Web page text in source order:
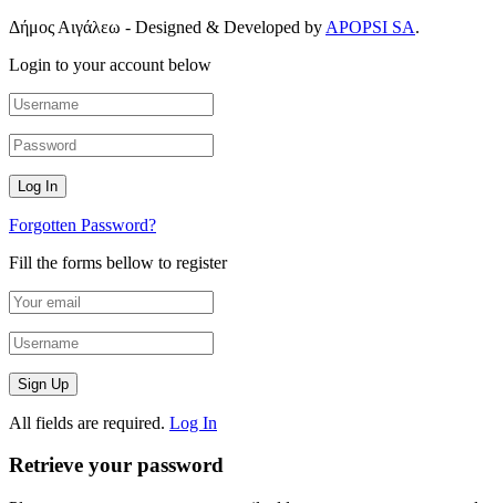
Δήμος Αιγάλεω - Designed & Developed by APOPSI SA.
Login to your account below
Forgotten Password?
Fill the forms bellow to register
All fields are required. Log In
Retrieve your password